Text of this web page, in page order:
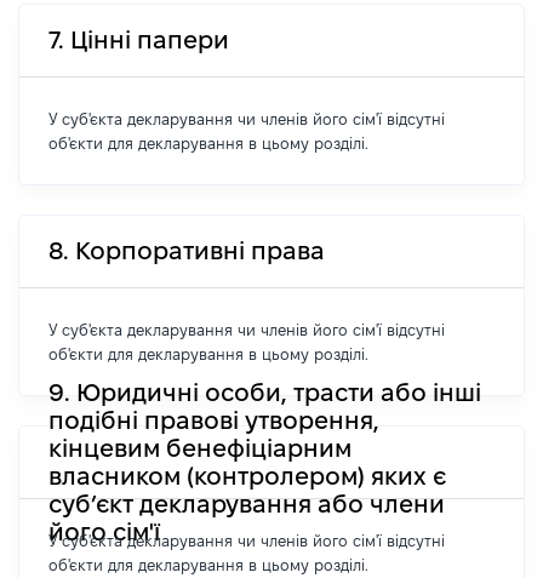
7. Цінні папери
У суб'єкта декларування чи членів його сім'ї відсутні
об'єкти для декларування в цьому розділі.
8. Корпоративні права
У суб'єкта декларування чи членів його сім'ї відсутні
об'єкти для декларування в цьому розділі.
9. Юридичні особи, трасти або інші
подібні правові утворення,
кінцевим бенефіціарним
власником (контролером) яких є
суб’єкт декларування або члени
його сім'ї
У суб'єкта декларування чи членів його сім'ї відсутні
об'єкти для декларування в цьому розділі.